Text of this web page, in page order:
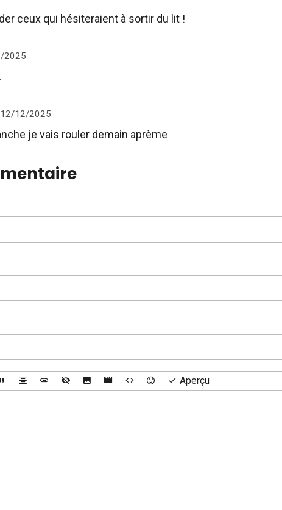
ceux qui hésiteraient à sortir du lit !
2025
12/2025
je vais rouler demain aprème
Aperçu